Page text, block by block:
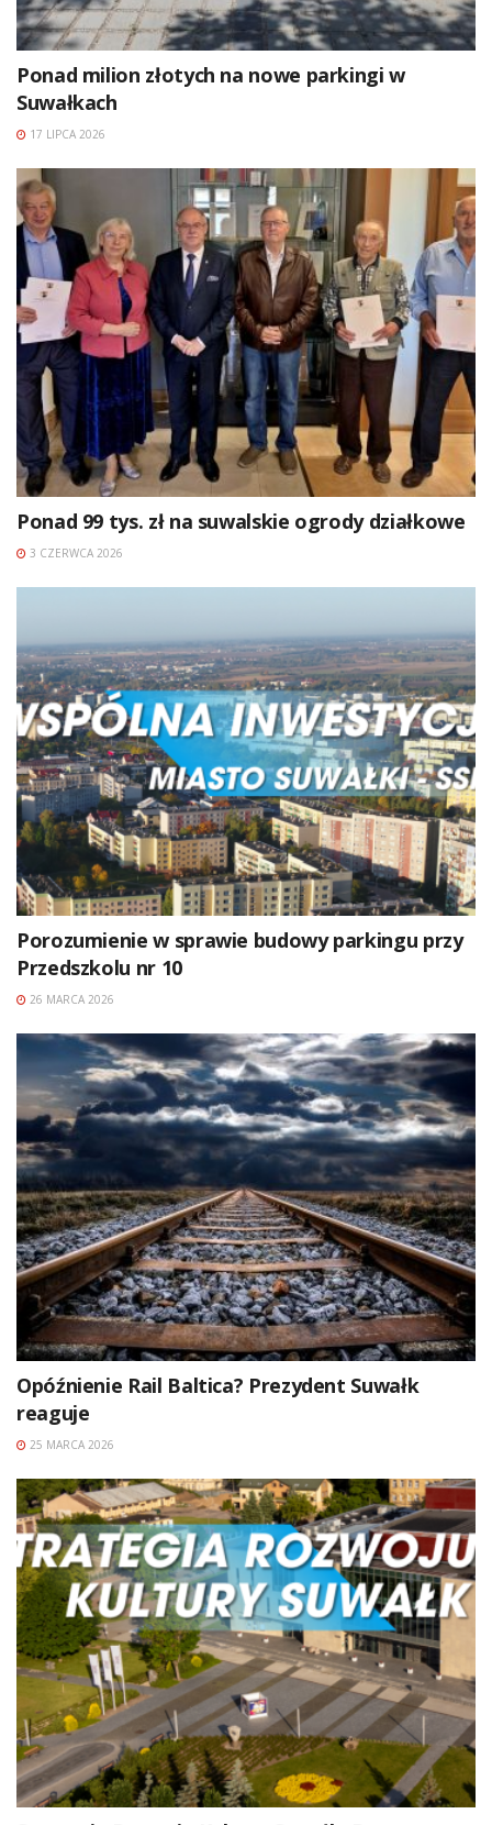
Ponad milion złotych na nowe parkingi w
Suwałkach
17 LIPCA 2026
Ponad 99 tys. zł na suwalskie ogrody działkowe
3 CZERWCA 2026
Porozumienie w sprawie budowy parkingu przy
Przedszkolu nr 10
26 MARCA 2026
Opóźnienie Rail Baltica? Prezydent Suwałk
reaguje
25 MARCA 2026